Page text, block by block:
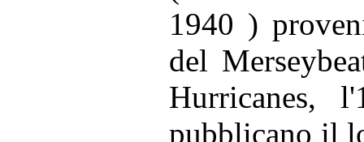
1940 )
del
Hurricanes,
pubblicano il